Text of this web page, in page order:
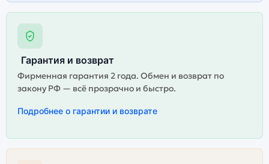
Гарантия и возврат
Фирменная гарантия 2 года. Обмен и возврат по
закону РФ — всё прозрачно и быстро.
Подробнее о гарантии и возврате